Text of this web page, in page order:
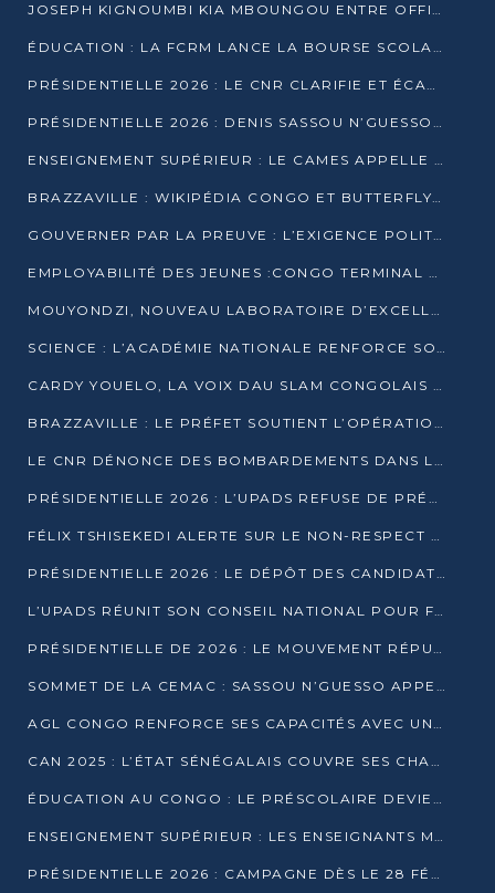
JOSEPH KIGNOUMBI KIA MBOUNGOU ENTRE OFFICIELLEMENT EN COURSE POUR LA PRÉSIDENTIELLE
ÉDUCATION : LA FCRM LANCE LA BOURSE SCOLAIRE FRANCINE-NTOUMI POUR PROMOUVOIR LES FILIÈRES SCIENTIFIQUES
PRÉSIDENTIELLE 2026 : LE CNR CLARIFIE ET ÉCARTE LA CANDIDATURE DU PASTEUR NTUMI
PRÉSIDENTIELLE 2026 : DENIS SASSOU N’GUESSO ANNONCE OFFICIELLEMENT SA CANDIDATURE
ENSEIGNEMENT SUPÉRIEUR : LE CAMES APPELLE À UNE UNIVERSITÉ AFRICAINE AXÉE SUR L’EMPLOYABILITÉ
BRAZZAVILLE : WIKIPÉDIA CONGO ET BUTTERFLY SCELLENT UN PARTENARIAT POUR STRUCTURER LE BÉNÉVOLAT NUMÉRIQUE
GOUVERNER PAR LA PREUVE : L’EXIGENCE POLITIQUE DU XXIᵉ SIÈCLE
EMPLOYABILITÉ DES JEUNES :CONGO TERMINAL S’ALLIE À L’ESCIC POUR RAPPROCHER L’ÉCOLE DU TERRAIN
MOUYONDZI, NOUVEAU LABORATOIRE D’EXCELLENCE PÉDAGOGIQUE AVEC L’ENFICE
SCIENCE : L’ACADÉMIE NATIONALE RENFORCE SON ÉQUIPE ET TRACE SA FEUILLE DE ROUTE 2026
CARDY YOUELO, LA VOIX DAU SLAM CONGOLAIS QUI INTERPELLE LE MONDE
BRAZZAVILLE : LE PRÉFET SOUTIENT L’OPÉRATION « ZÉRO KULUNA » ET APPELLE À LA VIGILANCE CITOYENNE
LE CNR DÉNONCE DES BOMBARDEMENTS DANS LE POOL ET ACCUSE LE GOUVERNEMENT
PRÉSIDENTIELLE 2026 : L’UPADS REFUSE DE PRÉSENTER UN CANDIDAT ET DÉNONCE UN PROCESSUS NON CRÉDIBLE
FÉLIX TSHISEKEDI ALERTE SUR LE NON-RESPECT DES ENGAGEMENTS DE PAIX APRÈS SA RENCONTRE AVEC D. SASSOU-NGUESSO
PRÉSIDENTIELLE 2026 : LE DÉPÔT DES CANDIDATURES OUVERT DU 29 JANVIER AU 12 FÉVRIER
L’UPADS RÉUNIT SON CONSEIL NATIONAL POUR FIXER SA LIGNE POLITIQUE À DEUX MOIS DE LA PRÉSIDENTIELLE
PRÉSIDENTIELLE DE 2026 : LE MOUVEMENT RÉPUBLICAIN DÉNONCE UNE CONVOCATION ÉLECTORALE « OPAQUE ET PRÉCIPITÉE »
SOMMET DE LA CEMAC : SASSOU N’GUESSO APPELLE À LA VIGILANCE FACE AUX RISQUES ÉCONOMIQUES
AGL CONGO RENFORCE SES CAPACITÉS AVEC UNE GRUE DE 250 TONNES
CAN 2025 : L’ÉTAT SÉNÉGALAIS COUVRE SES CHAMPIONS D’AFRIQUE DE RÉCOMPENSES EXCEPTIONNELLES
ÉDUCATION AU CONGO : LE PRÉSCOLAIRE DEVIENT OBLIGATOIRE, LE BTS CONSACRÉ DIPLÔME D’ÉTAT
ENSEIGNEMENT SUPÉRIEUR : LES ENSEIGNANTS MAINTIENNENT LA GRÈVE ET EXIGENT UN ACCORD ÉCRIT AVEC L’ÉTAT
PRÉSIDENTIELLE 2026 : CAMPAGNE DÈS LE 28 FÉVRIER, SCRUTIN LES 12 ET 15 MARS